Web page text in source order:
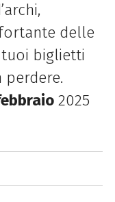
delle
biglietti
2025